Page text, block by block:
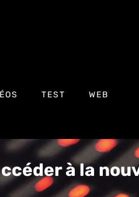
TEST WEB
à la